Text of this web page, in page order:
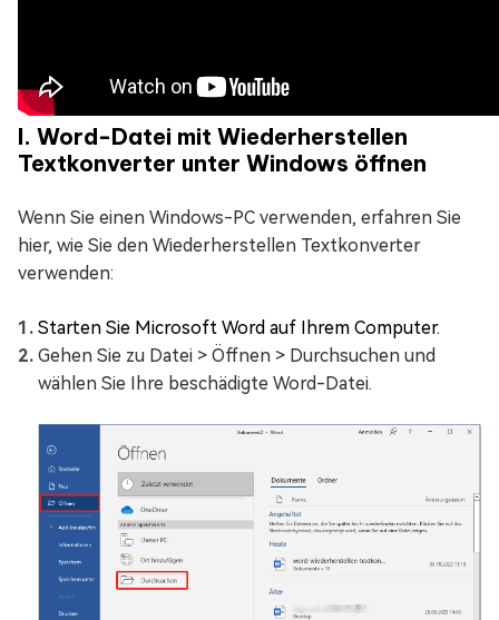
I. Word-Datei mit Wiederherstellen
Textkonverter unter Windows öffnen
Wenn Sie einen Windows-PC verwenden, erfahren Sie
hier, wie Sie den Wiederherstellen Textkonverter
verwenden:
Starten Sie Microsoft Word auf Ihrem Computer.
Gehen Sie zu Datei > Öffnen > Durchsuchen und
wählen Sie Ihre beschädigte Word-Datei.